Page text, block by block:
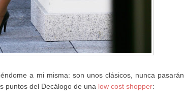
a mi misma: son unos clásicos, nunca pasarán
puntos del Decálogo de una low cost shopper: